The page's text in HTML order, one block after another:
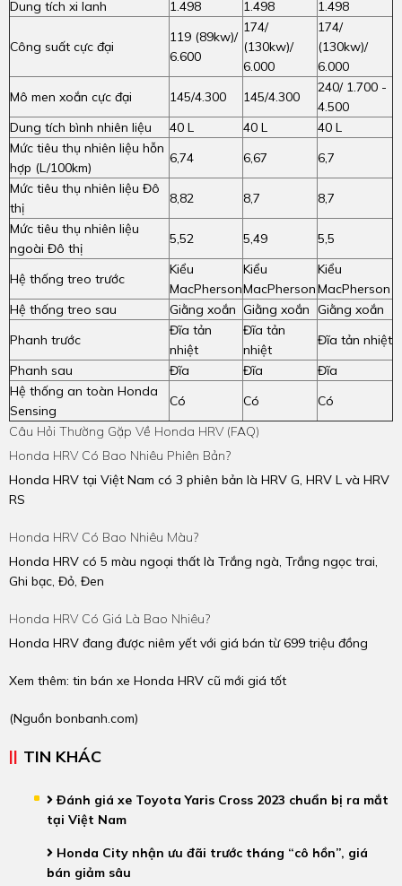
Dung tích xi lanh 1.498 1.498 1.498
Công suất cực đại
119 (89kw)/
6.600
174/
(130kw)/
6.000
174/
(130kw)/
6.000
Mô men xoắn cực đại
145/4.300 145/4.300
240/ 1.700 -
4.500
Dung tích bình nhiên liệu
40 L 40 L
40 L
Mức tiêu thụ nhiên liệu hỗn
hợp (L/100km)
6,74 6,67
6,7
Mức tiêu thụ nhiên liệu Đô
thị
8,82 8,7
8,7
Mức tiêu thụ nhiên liệu
ngoài Đô thị
5,52 5,49 5,5
Hệ thống treo trước
Kiểu
MacPherson
Kiểu
MacPherson
Kiểu
MacPherson
Hệ thống treo sau
Giằng xoắn Giằng xoắn Giằng xoắn
Phanh trước
Đĩa tản
nhiệt
Đĩa tản
nhiệt
Đĩa tản nhiệt
Phanh sau
Đĩa Đĩa
Đĩa
Hệ thống an toàn Honda
Sensing
Có Có
Có
Câu Hỏi Thường Gặp Về Honda HRV (FAQ)
Honda HRV Có Bao Nhiêu Phiên Bản?
Honda HRV tại Việt Nam có 3 phiên bản là HRV G, HRV L và HRV
RS
Honda HRV Có Bao Nhiêu Màu?
Honda HRV có 5 màu ngoại thất là Trắng ngà, Trắng ngọc trai,
Ghi bạc, Đỏ, Đen
Honda HRV Có Giá Là Bao Nhiêu?
Honda HRV đang được niêm yết với giá bán từ 699 triệu đồng
Xem thêm: tin bán xe Honda HRV cũ mới giá tốt
(Nguồn bonbanh.com)
TIN KHÁC
Đánh giá xe Toyota Yaris Cross 2023 chuẩn bị ra mắt
tại Việt Nam
Honda City nhận ưu đãi trước tháng “cô hồn”, giá
bán giảm sâu